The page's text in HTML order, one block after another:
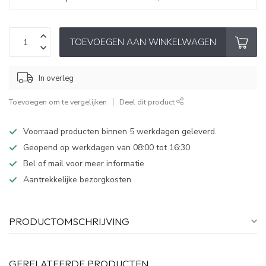
TOEVOEGEN AAN WINKELWAGEN
In overleg
Toevoegen om te vergelijken Deel dit product
Voorraad producten binnen 5 werkdagen geleverd.
Geopend op werkdagen van 08:00 tot 16:30
Bel of mail voor meer informatie
Aantrekkelijke bezorgkosten
PRODUCTOMSCHRIJVING
GERELATEERDE PRODUCTEN